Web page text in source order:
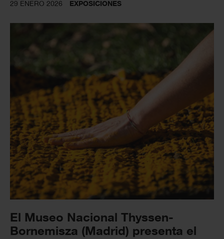
29 ENERO 2026 EXPOSICIONES
El Museo Nacional Thyssen-
Bornemisza (Madrid) presenta el